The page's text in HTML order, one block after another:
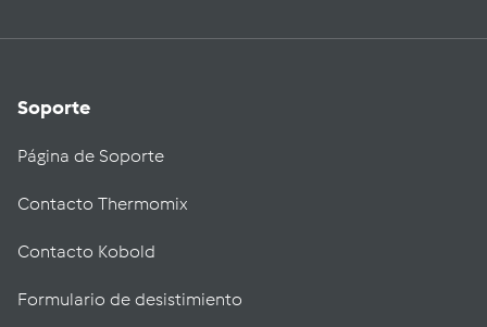
Soporte
Página de Soporte
Contacto Thermomix
Contacto Kobold
Formulario de desistimiento